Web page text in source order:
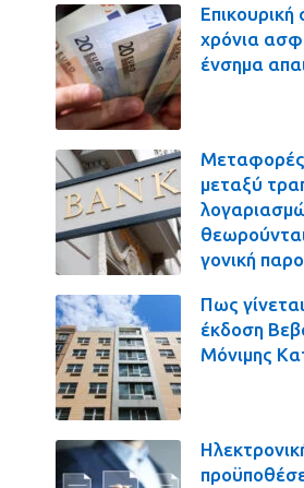
χρόνια
ένσημα
μεταξύ
γονική
Πως
έκδοση
Μόνιμης